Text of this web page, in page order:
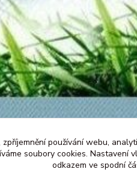
používání webu,
soubory cookies. Nastavení
odkazem ve spodní